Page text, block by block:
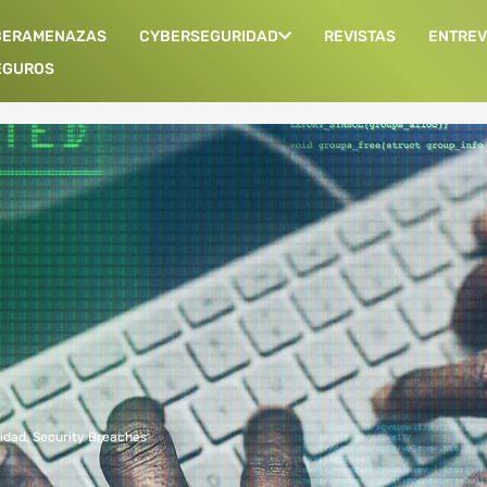
CYBERSEGURIDAD REVISTAS
,Security Breaches